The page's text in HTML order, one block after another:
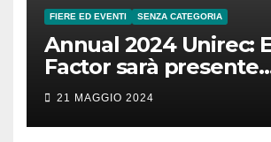
FIERE ED EVENTI SENZA CATEGORIA
Annual 2024 Unirec:
Factor sarà presente
all’evento!
21 MAGGIO 2024